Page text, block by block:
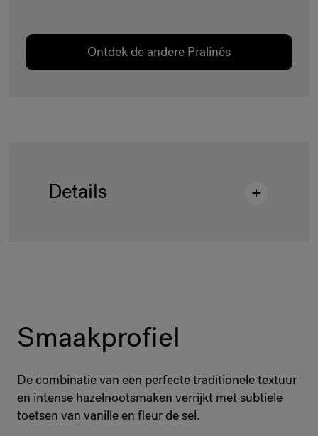
Ontdek de andere Pralinés
Details
Verpakking: Bucket 5 kg
EAN-code
3660407046321
Smaakprofiel
De combinatie van een perfecte traditionele textuur
en intense hazelnootsmaken verrijkt met subtiele
toetsen van vanille en fleur de sel.